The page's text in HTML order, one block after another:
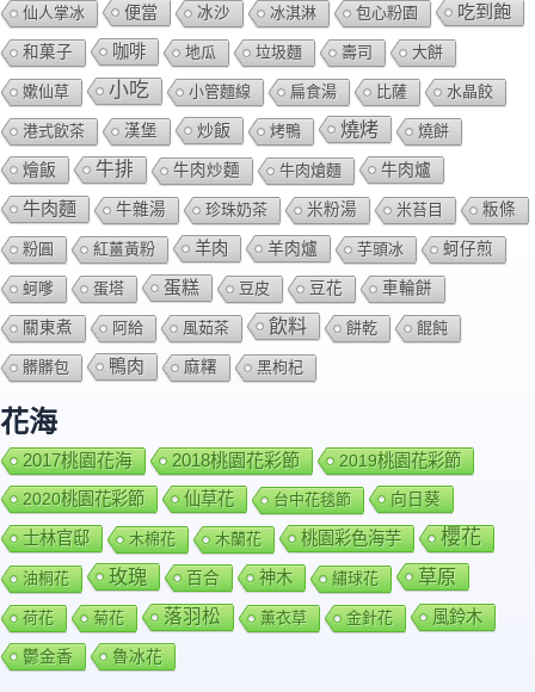
仙人掌冰 便當 冰沙 冰淇淋 包心粉園 吃到飽
和菓子 咖啡 地瓜 垃圾麵 壽司 大餅
嫰仙草 小吃 小管麵線 扁食湯 比薩 水晶餃
港式飲茶 漢堡 炒飯 烤鴨 燒烤 燒餅
燴飯 牛排 牛肉炒麵 牛肉熗麵 牛肉爐
牛肉麵 牛雜湯 珍珠奶茶 米粉湯 米苔目 粄條
粉圓 紅薑黃粉 羊肉 羊肉爐 芋頭冰 蚵仔煎
蚵嗲 蛋塔 蛋糕 豆皮 豆花 車輪餅
關東煮 阿給 風茹茶 飲料 餅乾 餛飩
髒髒包 鴨肉 麻糬 黑枸杞
花海
2017桃園花海 2018桃園花彩節
2019桃園花彩節
2020桃園花彩節
仙草花 台中花毯節 向日葵
士林官邸 木棉花 木蘭花 桃園彩色海芋 櫻花
油桐花 玫瑰 百合 神木 繡球花 草原
荷花 菊花 落羽松 薰衣草 金針花 風鈴木
鬱金香 魯冰花